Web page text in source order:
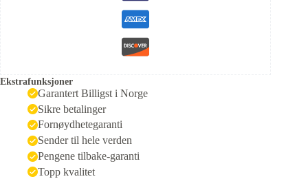
Ekstrafunksjoner
Garantert Billigst i Norge
Sikre betalinger
Fornøydhetegaranti
Sender til hele verden
Pengene tilbake-garanti
Topp kvalitet